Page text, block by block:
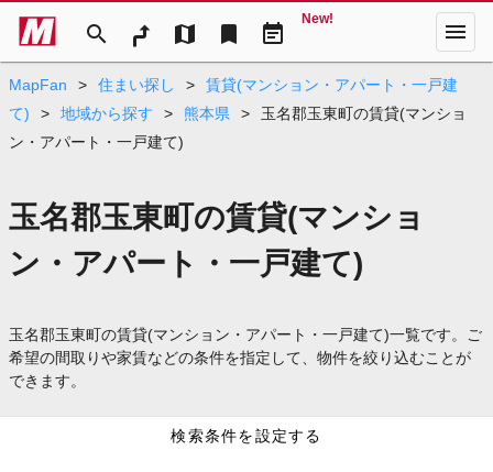
search map bookmark event_note
New! menu
MapFan > 住まい探し >
賃貸(マンション・アパート・一戸建
て)
> 地域から探す > 熊本県 >
玉名郡玉東町の賃貸(マンショ
ン・アパート・一戸建て)
玉名郡玉東町の賃貸(マンショ
ン・アパート・一戸建て)
玉名郡玉東町の賃貸(マンション・アパート・一戸建て)一覧です。ご
希望の間取りや家賃などの条件を指定して、物件を絞り込むことが
できます。
検索条件を設定する